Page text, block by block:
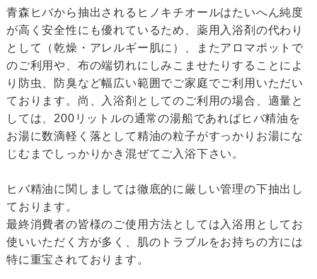
青森ヒバから抽出されるヒノキチオールはたいへん純度
が高く安全性にも優れているため、薬用入浴剤の代わり
として（乾燥・アレルギー肌に）、またアロマポットで
のご利用や、布の端切れにしみこませたりすることによ
り防虫、防臭など幅広い範囲でご家庭でご利用いただい
ております。尚、入浴剤としてのご利用の場合、適量と
しては、200リットルの通常の湯船であればヒバ精油を
お湯に数滴軽く落として精油の粒子がすっかりお湯にな
じむまでしっかりかき混ぜてご入浴下さい。
ヒバ精油に関しましては徹底的に厳しい管理の下抽出し
ております。
最終消費者の皆様のご使用方法としては入浴用としてお
使いいただく方が多く、肌のトラブルをお持ちの方には
特に重宝されております。